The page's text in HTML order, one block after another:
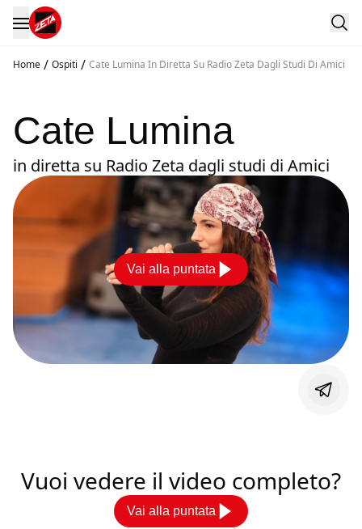
Home / Ospiti / Cate Lumina In Diretta Su Radio Zeta Dagli Studi Di Amici
Cate Lumina
in diretta su Radio Zeta dagli studi di Amici
Vai alla puntata
Vuoi vedere il video completo?
Vai alla puntata